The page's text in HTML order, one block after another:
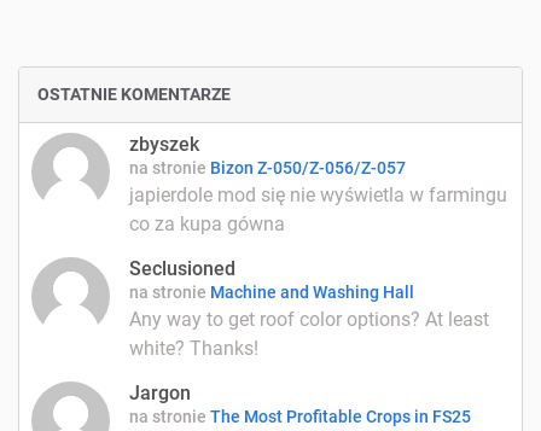
OSTATNIE KOMENTARZE
zbyszek
na stronie Bizon Z-050/Z-056/Z-057
japierdole mod się nie wyświetla w farmingu
co za kupa gówna
Seclusioned
na stronie Machine and Washing Hall
Any way to get roof color options? At least
white? Thanks!
Jargon
na stronie The Most Profitable Crops in FS25